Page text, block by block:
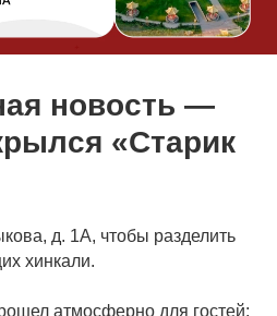
новость —
«Старик
д. 1А, чтобы разделить
хинкали.
атмосферно для гостей: